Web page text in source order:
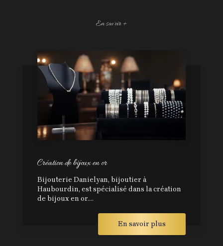
En savoir +
Création de bijoux en or
Bijouterie Danielyan, bijoutier à
Haubourdin, est spécialisé dans la création
de bijoux en or....
En savoir plus